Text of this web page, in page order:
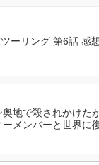
ーリング 第6話 感
地で殺されかけた
メンバーと世界に